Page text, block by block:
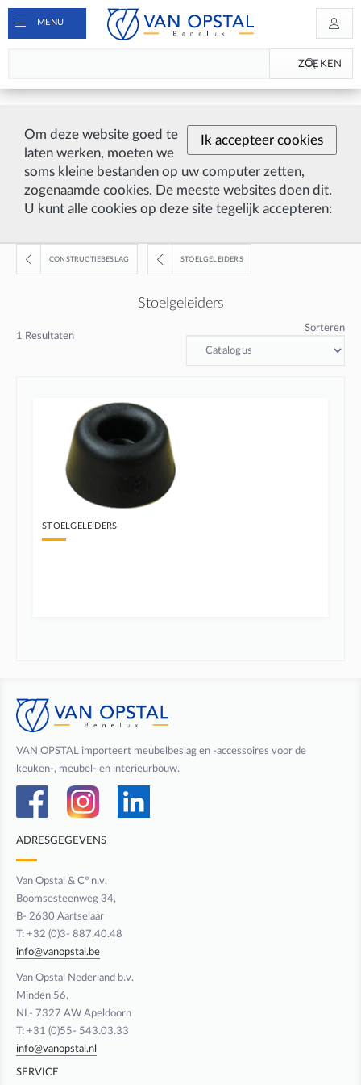
Ik accepteer cookies
Om deze website goed te
laten werken, moeten we
soms kleine bestanden op uw computer zetten,
zogenaamde cookies. De meeste websites doen dit.
U kunt alle cookies op deze site tegelijk accepteren:
MENU
ZOEKEN
CONSTRUCTIEBESLAG STOELGELEIDERS
Stoelgeleiders
1 Resultaten
Sorteren
STOELGELEIDERS
VAN OPSTAL importeert meubelbeslag en -accessoires voor de
keuken-, meubel- en interieurbouw.
ADRESGEGEVENS
Van Opstal & C° n.v.
Boomsesteenweg 34,
B- 2630 Aartselaar
T: +32 (0)3- 887.40.48
info@vanopstal.be
Van Opstal Nederland b.v.
Minden 56,
NL- 7327 AW Apeldoorn
T: +31 (0)55- 543.03.33
info@vanopstal.nl
SERVICE